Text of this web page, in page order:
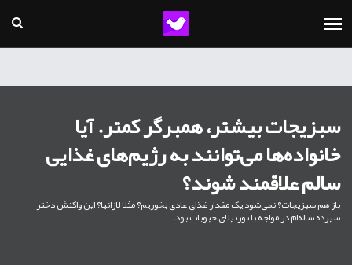
سبزیجات بیشتر، همبرگر کمتر. آیا
خانواده‌ها می‌توانند به رژیم‌های غذایی
سالم علاقمند شوند؟
باز هم سبزیجات؟ نمی‌شود یک مقدار غذای عادی بخوریم؟ مثلا لازانیا؟ این واکنش دختر
سیزده ساله‌ام در مواجه با تورتیلای حبوبات بود.